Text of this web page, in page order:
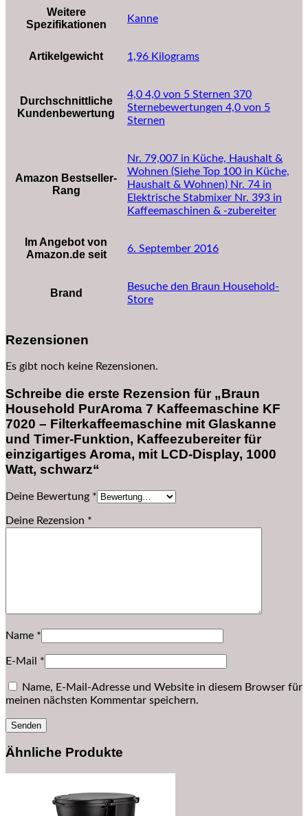
Weitere
Spezifikationen
‎Kanne
Artikelgewicht ‎1,96 Kilograms
Durchschnittliche
Kundenbewertung
4,0 4,0 von 5 Sternen 370
Sternebewertungen 4,0 von 5
Sternen
Amazon Bestseller-
Rang
Nr. 79,007 in Küche, Haushalt &
Wohnen (Siehe Top 100 in Küche,
Haushalt & Wohnen) Nr. 74 in
Elektrische Stabmixer Nr. 393 in
Kaffeemaschinen & -zubereiter
Im Angebot von
Amazon.de seit
6. September 2016
Brand
Besuche den Braun Household-
Store
Rezensionen
Es gibt noch keine Rezensionen.
Schreibe die erste Rezension für „Braun
Household PurAroma 7 Kaffeemaschine KF
7020 – Filterkaffeemaschine mit Glaskanne
und Timer-Funktion, Kaffeezubereiter für
einzigartiges Aroma, mit LCD-Display, 1000
Watt, schwarz“
Deine Bewertung *
Deine Rezension *
Name *
E-Mail *
Name, E-Mail-Adresse und Website in diesem Browser für
meinen nächsten Kommentar speichern.
Ähnliche Produkte